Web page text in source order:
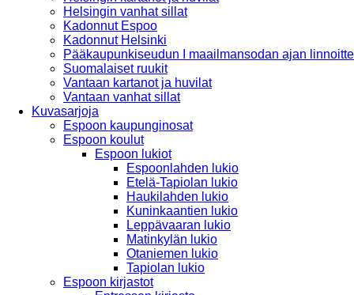
Helsingin vanhat sillat
Kadonnut Espoo
Kadonnut Helsinki
Pääkaupunkiseudun I maailmansodan ajan
Suomalaiset ruukit
Vantaan kartanot ja huvilat
Vantaan vanhat sillat
Kuvasarjoja
Espoon kaupunginosat
Espoon koulut
Espoon lukiot
Espoonlahden lukio
Etelä-Tapiolan lukio
Haukilahden lukio
Kuninkaantien lukio
Leppävaaran lukio
Matinkylän lukio
Otaniemen lukio
Tapiolan lukio
Espoon kirjastot